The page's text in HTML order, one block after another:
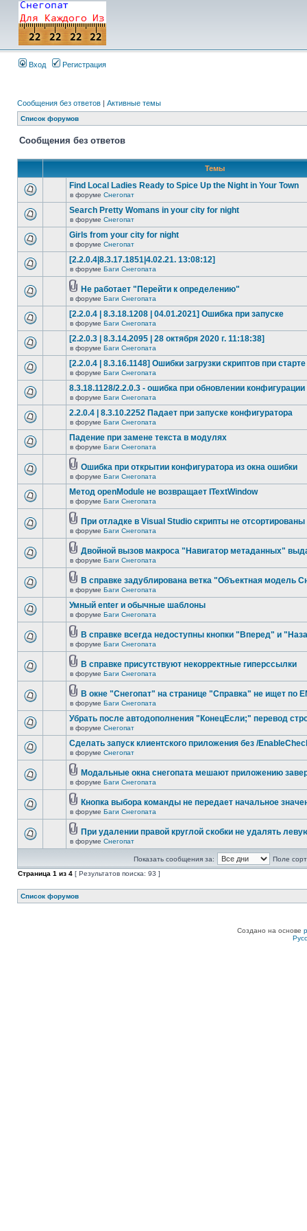
Вход Регистрация
Сообщения без ответов | Активные темы
Список форумов
Сообщения без ответов
Темы
Find Local Ladies Ready to Spice Up the Night in Your Town
в форуме Снегопат
Search Pretty Womans in your city for night
в форуме Снегопат
Girls from your city for night
в форуме Снегопат
[2.2.0.4|8.3.17.1851|4.02.21. 13:08:12]
в форуме Баги Снегопата
Не работает "Перейти к определению"
в форуме Баги Снегопата
[2.2.0.4 | 8.3.18.1208 | 04.01.2021] Ошибка при запуске
в форуме Баги Снегопата
[2.2.0.3 | 8.3.14.2095 | 28 октября 2020 г. 11:18:38]
в форуме Баги Снегопата
[2.2.0.4 | 8.3.16.1148] Ошибки загрузки скриптов при старте
в форуме Баги Снегопата
8.3.18.1128/2.2.0.3 - ошибка при обновлении конфигурации
в форуме Баги Снегопата
2.2.0.4 | 8.3.10.2252 Падает при запуске конфигуратора
в форуме Баги Снегопата
Падение при замене текста в модулях
в форуме Баги Снегопата
Ошибка при открытии конфигуратора из окна ошибки
в форуме Баги Снегопата
Метод openModule не возвращает ITextWindow
в форуме Баги Снегопата
При отладке в Visual Studio скрипты не отсортированы
в форуме Баги Снегопата
Двойной вызов макроса "Навигатор метаданных"
в форуме Баги Снегопата
В справке задублирована ветка "Объектная модель
в форуме Баги Снегопата
Умный enter и обычные шаблоны
в форуме Баги Снегопата
В справке всегда недоступны кнопки "Вперед" и
в форуме Баги Снегопата
В справке присутствуют некорректные гиперссылки
в форуме Баги Снегопата
В окне "Снегопат" на странице "Справка" не ищет по
в форуме Баги Снегопата
Убрать после автодополнения "КонецЕсли;" перевод
в форуме Снегопат
Cделать запуск клиентского приложения без /
в форуме Снегопат
Модальные окна снегопата мешают приложению
в форуме Баги Снегопата
Кнопка выбора команды не передает начальное
в форуме Баги Снегопата
При удалении правой круглой скобки не удалять
в форуме Снегопат
Показать сообщения за:
Поле
Страница 1 из 4 [ Результатов поиска: 93 ]
Список форумов
Создано на основе